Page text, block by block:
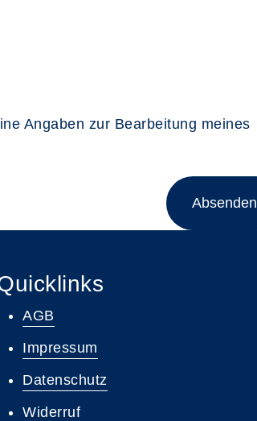
Angaben zur Bearbeitung meines
Absenden
AGB
Impressum
Datenschutz
Widerruf